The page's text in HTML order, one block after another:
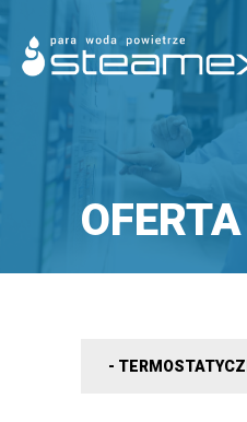
OFERTA